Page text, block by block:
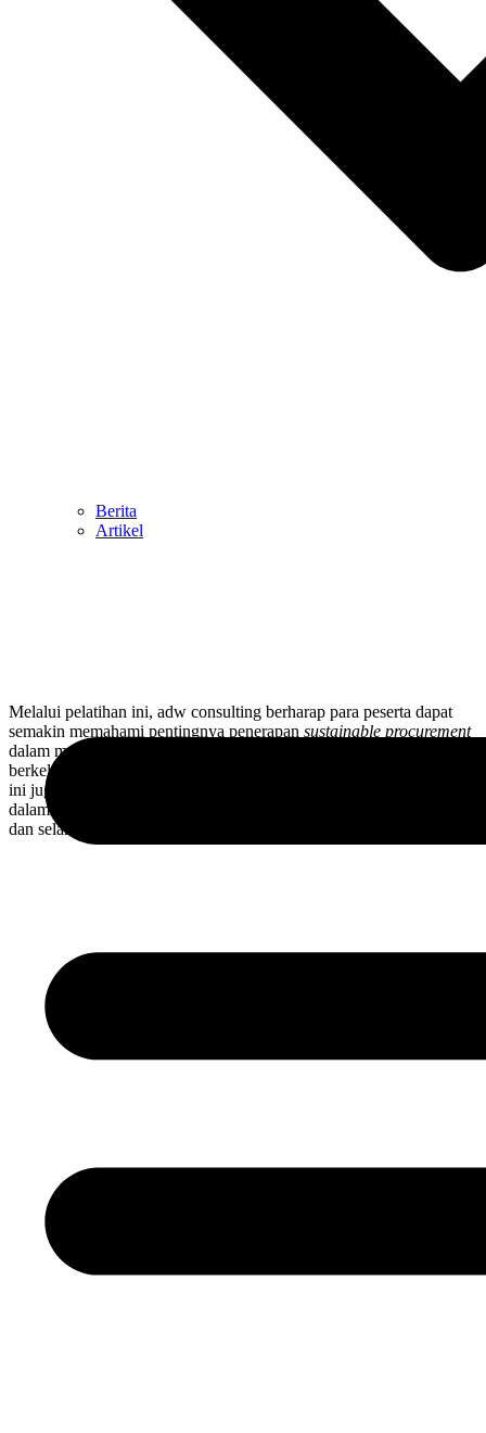
Berita
Artikel
Melalui pelatihan ini, adw consulting berharap para peserta dapat
semakin memahami pentingnya penerapan sustainable procurement
dalam mendukung proses bisnis yang lebih bertanggung jawab dan
berkelanjutan. Selain meningkatkan kompetensi individu, kegiatan
ini juga diharapkan dapat mendukung PT Sucofindo (Persero)
dalam membangun proses pengadaan yang lebih adaptif, terstruktur,
dan selaras dengan prinsip